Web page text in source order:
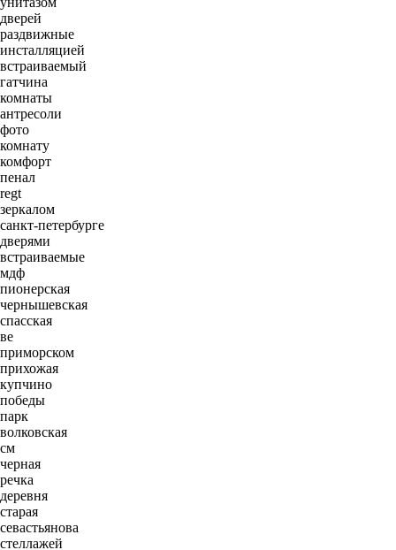
дверей
раздвижные
инсталляцией
встраиваемый
гатчина
комнаты
антресоли
фото
комнату
комфорт
пенал
regt
зеркалом
санкт-петербурге
дверями
встраиваемые
мдф
пионерская
чернышевская
спасская
ве
приморском
прихожая
купчино
победы
парк
волковская
см
черная
речка
деревня
старая
севастьянова
стеллажей